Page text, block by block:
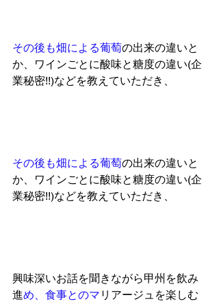
その後も畑による葡萄の出来の違いと
か、ワインごとに酸味と糖度の違い(企
業秘密!!)などを教えていただき、
その後も畑による葡萄の出来の違いと
か、ワインごとに酸味と糖度の違い(企
業秘密!!)などを教えていただき、
興味深いお話を聞きながら甲州を飲み
進め、食事とのマ リアージュを楽しむ